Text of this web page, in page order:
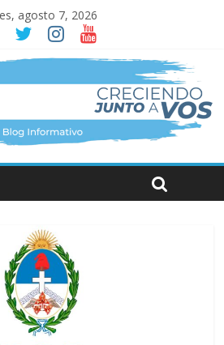
agosto 7, 2026